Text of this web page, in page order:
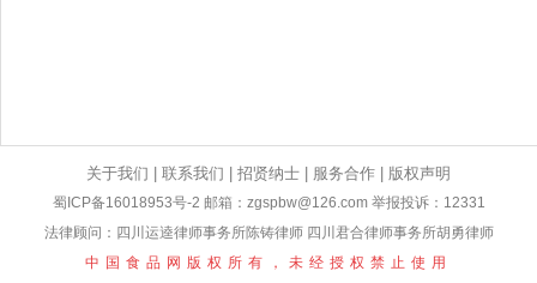
关于我们 联系我们 招贤纳士 服务合作 版权声明
蜀ICP备16018953号-2 邮箱：zgspbw@126.com 举报投诉：12331
法律顾问：四川运逵律师事务所陈铸律师 四川君合律师事务所胡勇律师
中国食品网版权所有，未经授权禁止使用